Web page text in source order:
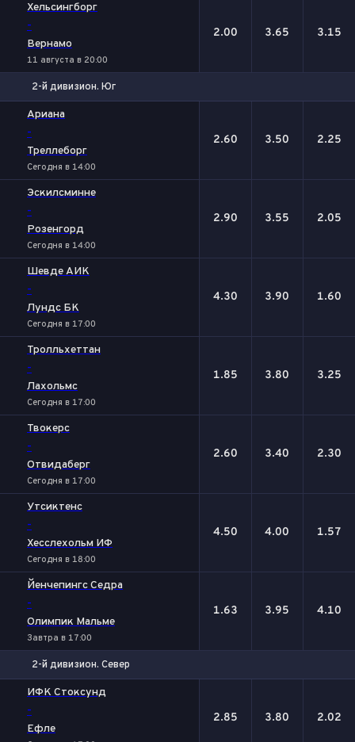
Хельсингборг
-
Вернамо
11 августа в 20:00
2.00 3.65 3.15
2-й дивизион. Юг
Ариана
-
Треллеборг
Сегодня в 14:00
2.60 3.50 2.25
Эскилсминне
-
Розенгорд
Сегодня в 14:00
2.90 3.55 2.05
Шевде АИК
-
Лундс БК
Сегодня в 17:00
4.30 3.90 1.60
Тролльхеттан
-
Лахольмс
Сегодня в 17:00
1.85 3.80 3.25
Твокерс
-
Отвидаберг
Сегодня в 17:00
2.60 3.40 2.30
Утсиктенс
-
Хесслехольм ИФ
Сегодня в 18:00
4.50 4.00 1.57
Йенчепингс Седра
-
Олимпик Мальме
Завтра в 17:00
1.63 3.95 4.10
2-й дивизион. Север
ИФК Стоксунд
-
Ефле
2.85 3.80 2.02